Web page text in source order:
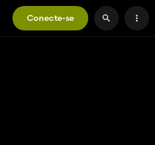
Conecte-se